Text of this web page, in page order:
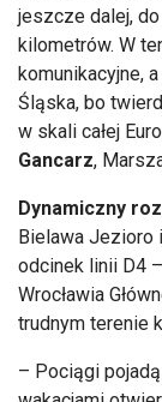
jeszcze dalej,
kilometrów. W
komunikacyjne,
Śląska, bo
w skali całej
Gancarz,
Dynamiczny
Bielawa Jezioro
odcinek linii D4
Wrocławia
trudnym terenie
– Pociągi